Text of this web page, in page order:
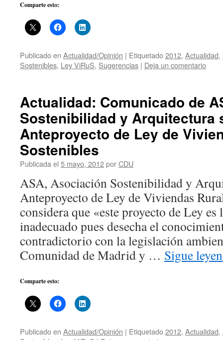
Comparte esto:
Publicado en Actualidad/Opinión | Etiquetado2012, Actualidad,
Sostenibles, Ley ViRuS, Sugerencias | Deja un comentario
Actualidad: Comunicado de
Sostenibilidad y Arquitectura
Anteproyecto de Ley de
Sostenibles
Publicada el 5 mayo, 2012porCDU
ASA, Asociación Sostenibilidad y
Anteproyecto de Ley de Viviendas
considera que «este proyecto de Ley
inadecuado pues desecha el
contradictorio con la legislación
Comunidad de Madrid y … Sigue
Comparte esto:
Publicado en Actualidad/Opinión | Etiquetado2012, Actualidad,